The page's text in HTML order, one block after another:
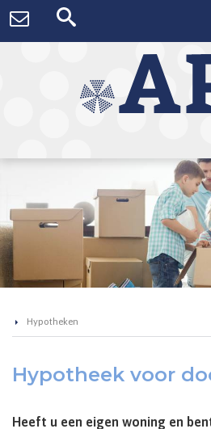
Hypotheken
Hypotheek voor
Heeft u een eigen woning en